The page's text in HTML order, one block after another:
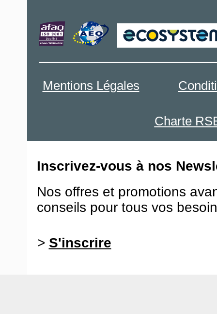
Mentions Légales
Charte
Inscrivez-vous à nos
Nos offres et promotions
conseils pour tous vos
> S'inscrire